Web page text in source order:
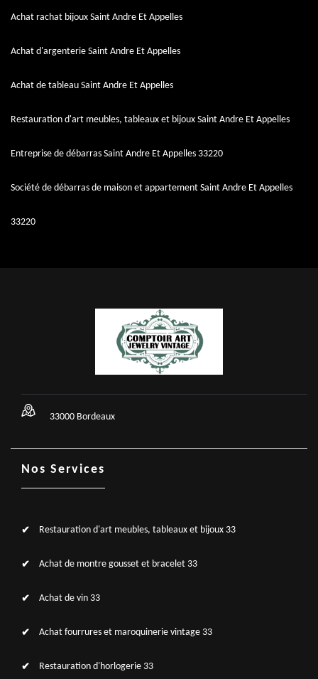
Achat rachat bijoux Saint Andre Et Appelles
Achat d'argenterie Saint Andre Et Appelles
Achat de tableau Saint Andre Et Appelles
Restauration d'art meubles, tableaux et bijoux Saint Andre Et Appelles
Entreprise de débarras Saint Andre Et Appelles 33220
Société de débarras de maison et appartement Saint Andre Et Appelles
33220
33000 Bordeaux
Nos Services
Restauration d'art meubles, tableaux et bijoux 33
Achat de montre gousset et bracelet 33
Achat de vin 33
Achat fourrures et maroquinerie vintage 33
Restauration d'horlogerie 33